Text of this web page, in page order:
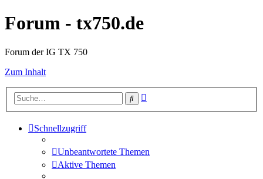
Forum - tx750.de
Forum der IG TX 750
Zum Inhalt
Suche
Schnellzugriff
Unbeantwortete Themen
Aktive Themen